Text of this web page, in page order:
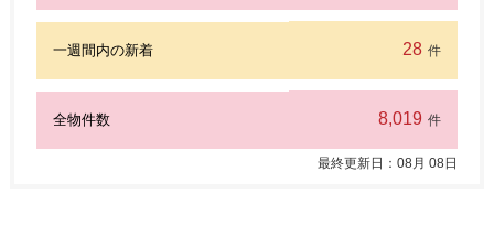
一週間内の新着 28 件
全物件数 8,019 件
最終更新日：08月08日